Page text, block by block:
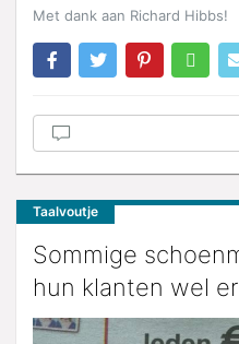
Met dank aan Richard Hibbs!
Taalvoutje
Sommige
hun klanten wel